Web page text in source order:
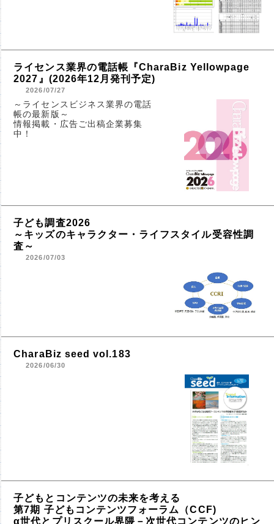
ライセンス業界の電話帳『CharaBiz Yellowpage
2027』(2026年12月発刊予定)
2026/07/27
～ライセンスビジネス業界の電話
帳の最新版～
情報掲載・広告ご出稿企業募集
中！
子ども調査2026
～キッズのキャラクター・ライフスタイル受容性調
査～
2026/07/03
CharaBiz seed vol.183
2026/06/30
子どもとコンテンツの未来を考える
第7期 子どもコンテンツフォーラム（CCF)
α世代とプリスクール界隈－次世代コンテンツのヒン